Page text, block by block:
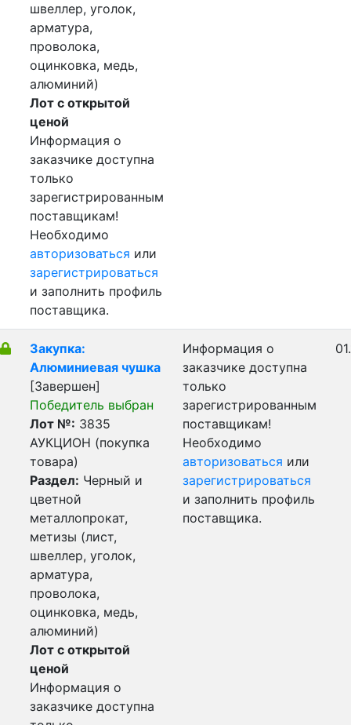
швеллер, уголок,
арматура,
проволока,
оцинковка, медь,
алюминий)
Лот с открытой
ценой
Информация о
заказчике доступна
только
зарегистрированным
поставщикам!
Необходимо
авторизоваться или
зарегистрироваться
и заполнить профиль
поставщика.
Закупка:
Алюминиевая чушка
[Завершен]
Победитель выбран
Лот №: 3835
АУКЦИОН (покупка
товара)
Раздел: Черный и
цветной
металлопрокат,
метизы (лист,
швеллер, уголок,
арматура,
проволока,
оцинковка, медь,
алюминий)
Лот с открытой
ценой
Информация о
заказчике доступна
Информация о
заказчике доступна
только
зарегистрированным
поставщикам!
Необходимо
авторизоваться или
зарегистрироваться
и заполнить профиль
поставщика.